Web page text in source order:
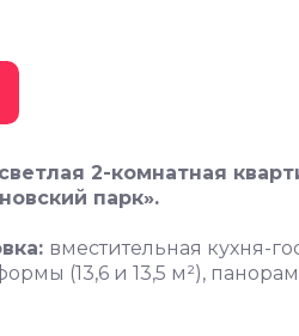
2-комнатная
парк».
вместительная кухня-
(13,6 и 13,5 м²),